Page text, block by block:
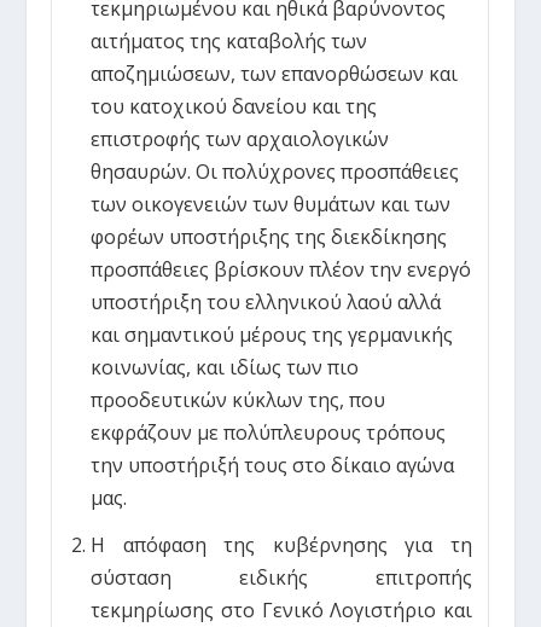
τεκμηριωμένου και ηθικά βαρύνοντος
αιτήματος της καταβολής των
αποζημιώσεων, των επανορθώσεων και
του κατοχικού δανείου και της
επιστροφής των αρχαιολογικών
θησαυρών. Οι πολύχρονες προσπάθειες
των οικογενειών των θυμάτων και των
φορέων υποστήριξης της διεκδίκησης
προσπάθειες βρίσκουν πλέον την ενεργό
υποστήριξη του ελληνικού λαού αλλά
και σημαντικού μέρους της γερμανικής
κοινωνίας, και ιδίως των πιο
προοδευτικών κύκλων της, που
εκφράζουν με πολύπλευρους τρόπους
την υποστήριξή τους στο δίκαιο αγώνα
μας.
Η απόφαση της κυβέρνησης για τη
σύσταση ειδικής επιτροπής
τεκμηρίωσης στο Γενικό Λογιστήριο και